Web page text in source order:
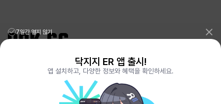
리그오브레전드 전적검색 포로지지PORO.GG
전략적팀전투 TFT 전적검색 롤체지지 LOLCHESS.GG
메이플스토리 종합통계MAPLE.GG
VALORANT.DAK.GG
7일간 열지 않기
닥지지 ER 앱 출시!
앱 설치하고, 다양한 정보와 혜택을 확인하세요.